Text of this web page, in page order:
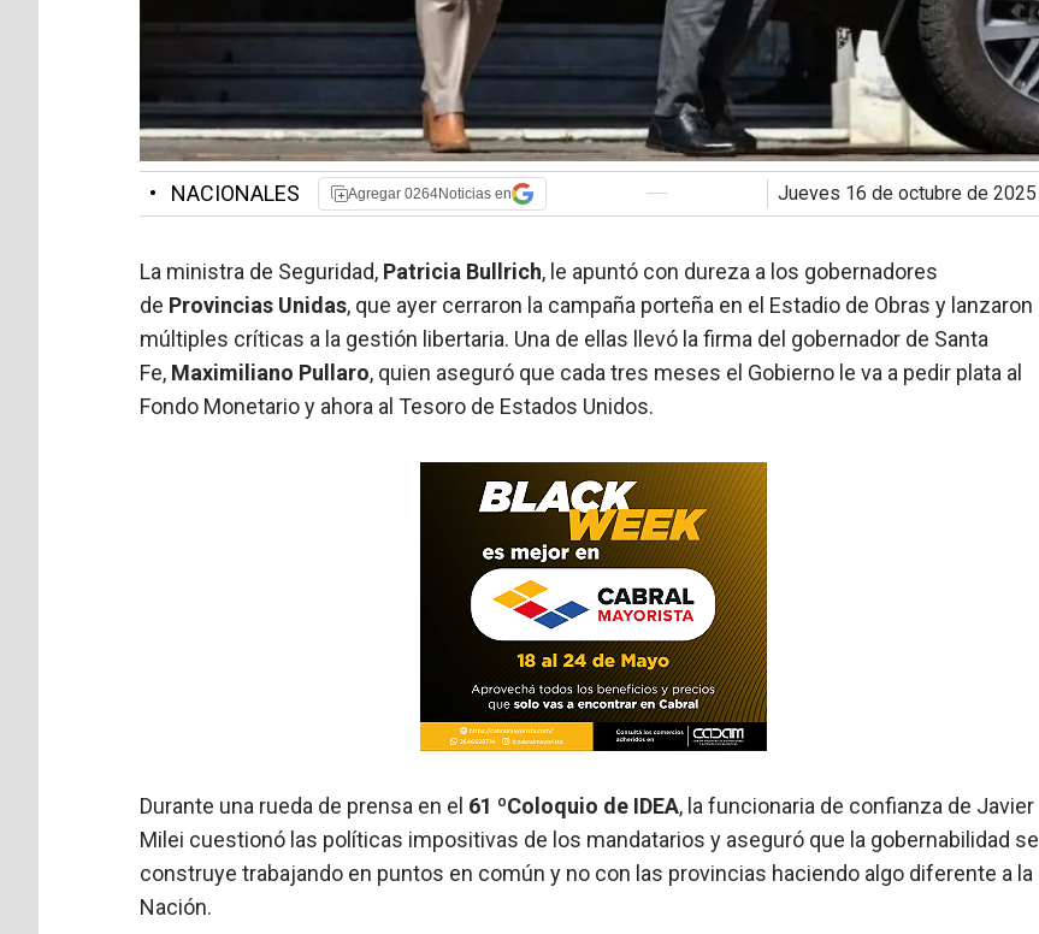
• NACIONALES Agregar 0264Noticias en jueves 16 de octubre de 2025
La ministra de Seguridad, Patricia Bullrich, le apuntó con dureza a los gobernadores
de Provincias Unidas, que ayer cerraron la campaña porteña en el Estadio de Obras y lanzaron
múltiples críticas a la gestión libertaria. Una de ellas llevó la firma del gobernador de Santa
Fe, Maximiliano Pullaro, quien aseguró que cada tres meses el Gobierno le va a pedir plata al
Fondo Monetario y ahora al Tesoro de Estados Unidos.
Durante una rueda de prensa en el 61 ºColoquio de IDEA, la funcionaria de confianza de Javier
Milei cuestionó las políticas impositivas de los mandatarios y aseguró que la gobernabilidad se
construye trabajando en puntos en común y no con las provincias haciendo algo diferente a la
Nación.